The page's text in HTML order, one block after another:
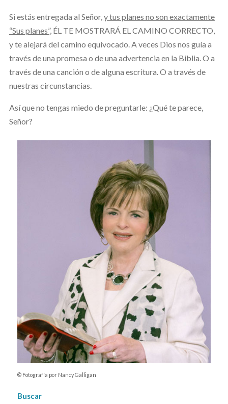
Si estás entregada al Señor,y tus planes no son exactamente
“Sus planes”,ÉL TE MOSTRARÁ EL CAMINO CORRECTO,
y te alejará del camino equivocado. A veces Dios nos guía a
través de una promesa o de una advertencia en la Biblia. O a
través de una canción o de alguna escritura. O a través de
nuestras circunstancias.
Así que no tengas miedo de preguntarle: ¿Qué te parece,
Señor?
© Fotografía por Nancy Galligan
Buscar